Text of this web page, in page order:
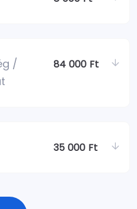
/
84 000 Ft
35 000 Ft